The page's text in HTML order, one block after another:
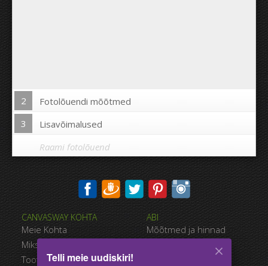
2
Fotolõuendi mõõtmed
3
Lisavõimalused
Trükkida pilt fotolõuendi äärtele:
Ei
Kaugus piltide vahel:
Raami fotolõuend
CANVASWAY KOHTA
Meie Kohta
Miks CanvasWAY
Toote Kvaliteet
ABI
Mõõtmed ja hinnad
Maksevõimalused
Telli meie uudiskiri!